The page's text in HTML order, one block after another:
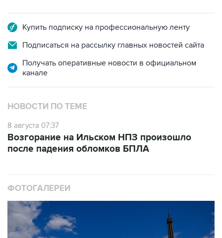
Купить подписку на профессиональную ленту
Подписаться на рассылку главных новостей сайта
Получать оперативные новости в официальном
канале
НОВОСТИ ПО ТЕМЕ
8 августа 07:37
Возгорание на Ильском НПЗ произошло
после падения обломков БПЛА
ФОТОГАЛЕРЕИ